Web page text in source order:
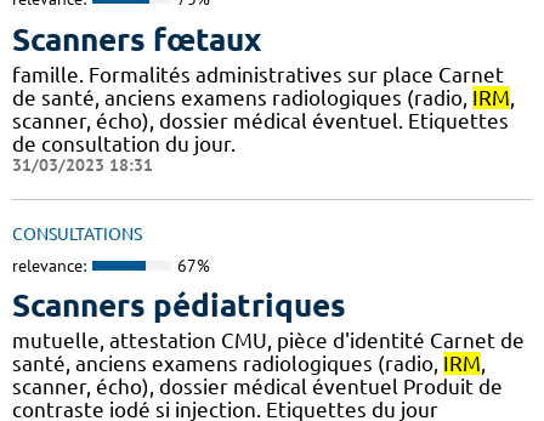
Scanners fœtaux
famille. Formalités administratives sur place Carnet
de santé, anciens examens radiologiques (radio, IRM,
scanner, écho), dossier médical éventuel. Etiquettes
de consultation du jour.
31/03/2023 18:31
CONSULTATIONS
relevance: 67%
Scanners pédiatriques
mutuelle, attestation CMU, pièce d'identité Carnet de
santé, anciens examens radiologiques (radio, IRM,
scanner, écho), dossier médical éventuel Produit de
contraste iodé si injection. Etiquettes du jour